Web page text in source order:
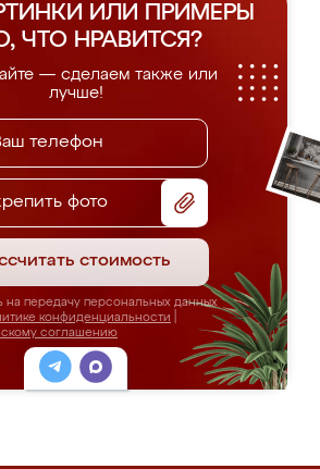
ИЛИ ПРИМЕРЫ
ЧТО НРАВИТСЯ?
— сделаем также или
лучше!
фото
стоимость
на передачу персональных данных
конфиденциальности
соглашению